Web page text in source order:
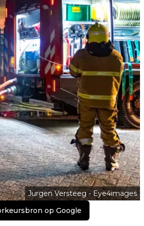
Jurgen Versteeg - Eye4images
op Google